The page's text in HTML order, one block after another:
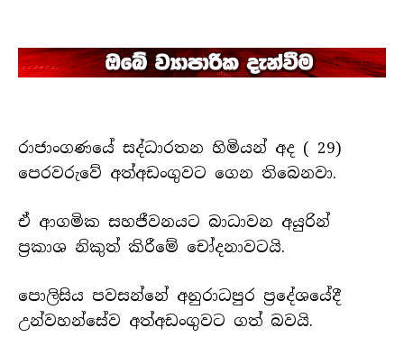
රාජාංගණයේ සද්ධාරතන හිමියන් අද ( 29)
පෙරවරුවේ අත්අඩංගුවට ගෙන තිබෙනවා.
ඒ ආගමික සහජීවනයට බාධාවන අයුරින්
ප්‍රකාශ නිකුත් කිරීමේ චෝදනාවටයි.
පොලිසිය පවසන්නේ අනුරාධපුර ප්‍රදේශයේදී
උන්වහන්සේව අත්අඩංගුවට ගත් බවයි.